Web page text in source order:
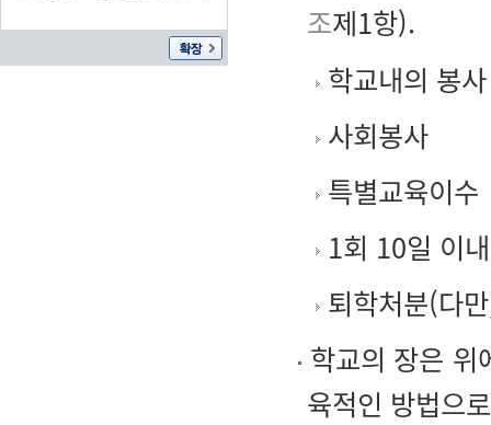
조제1항).
학교내의 봉사
사회봉사
특별교육이수
1회 10일 이
퇴학처분(다
학교의 장은 위
육적인 방법으